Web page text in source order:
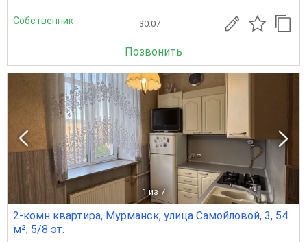
Собственник 30.07
Позвонить
1 из 7
2-комн квартира, Мурманск, улица Самойловой, 3, 54
м², 5/8 эт.